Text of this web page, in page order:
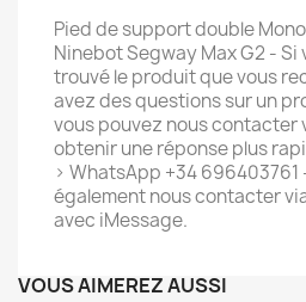
Pied de support double
Ninebot Segway Max G2 - Si
trouvé le produit que vous
avez des questions sur un
vous pouvez nous contacter
obtenir une réponse plus
> WhatsApp +34 696403761
également nous contacter
avec iMessage.
VOUS AIMEREZ AUSSI